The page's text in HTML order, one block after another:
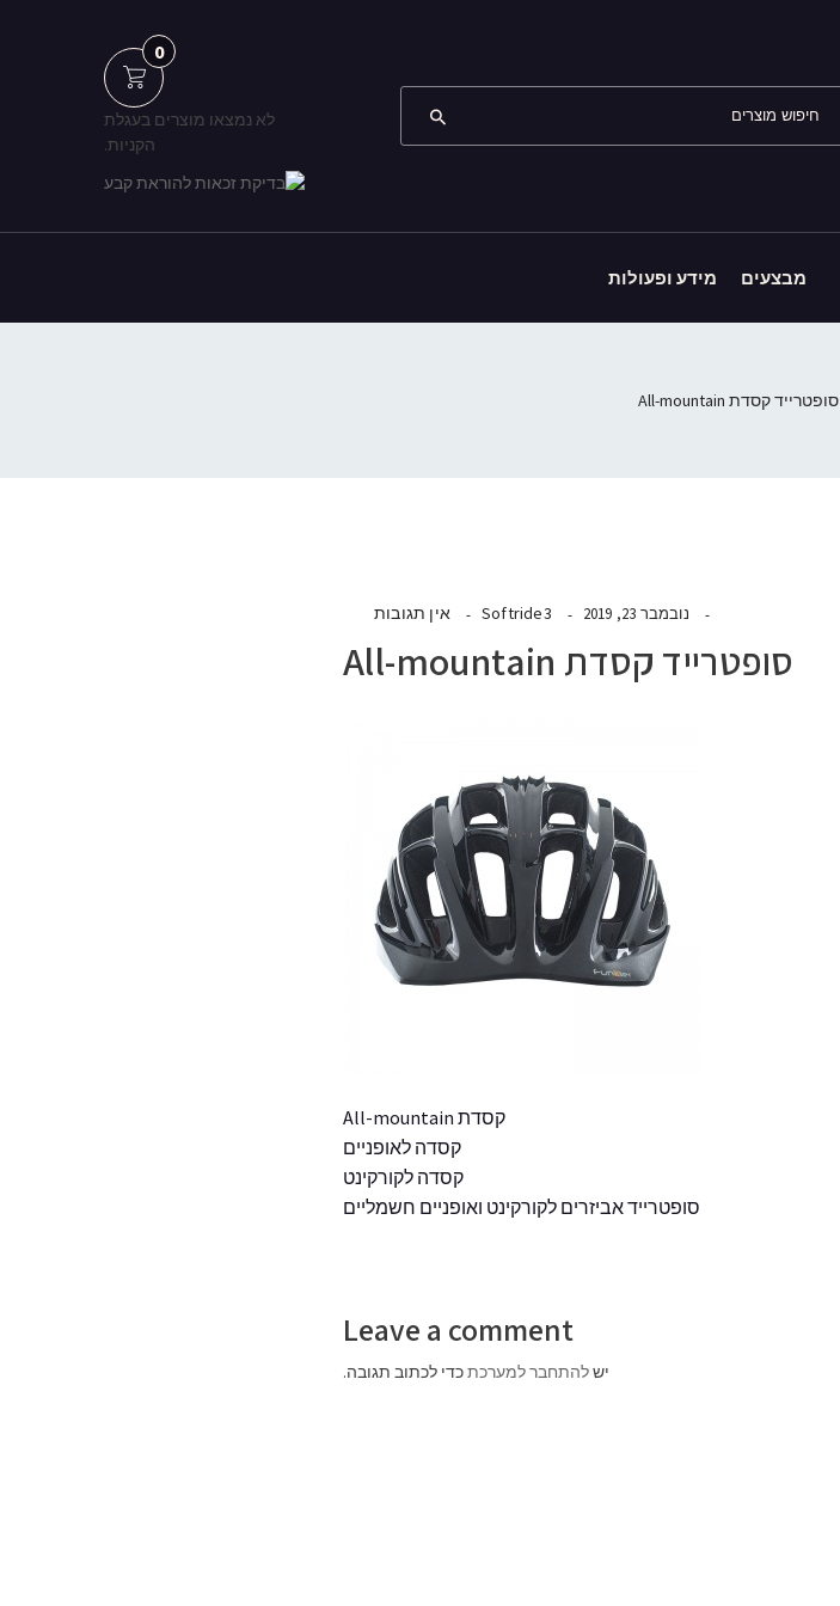
0
לא נמצאו מוצרים בעגלת
הקניות.
מבצעים מידע ופעולות
סופטרייד קסדת All-mountain
נובמבר 23, 2019 Softride3 אין תגובות
סופטרייד קסדת All-mountain
קסדת All-mountain
קסדה לאופניים
קסדה לקורקינט
סופטרייד אביזרים לקורקינט ואופניים חשמליים
Leave a comment
ישלהתחבר למערכתכדי לכתוב תגובה.